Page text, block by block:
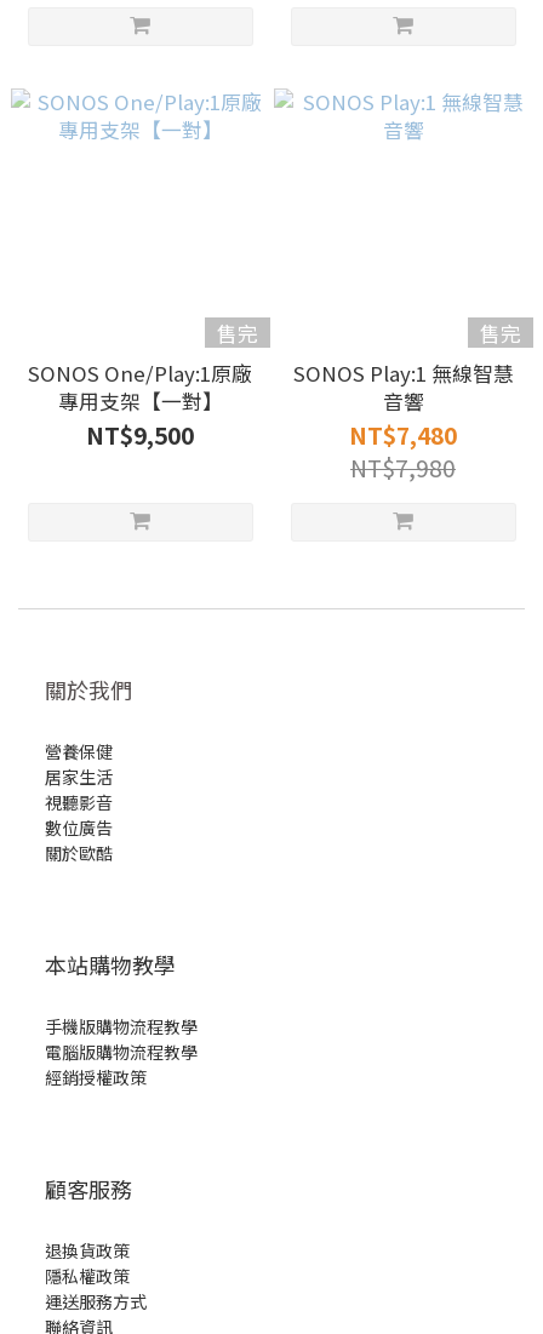
售完
SONOS One/Play:1原廠
專用支架【一對】
NT$9,500
售完
SONOS Play:1 無線智慧
音響
NT$7,480
NT$7,980
關於我們
營養保健
居家生活
視聽影音
數位廣告
關於歐酷
本站購物教學
手機版購物流程教學
電腦版購物流程教學
經銷授權政策
顧客服務
退換貨政策
隱私權政策
運送服務方式
聯絡資訊